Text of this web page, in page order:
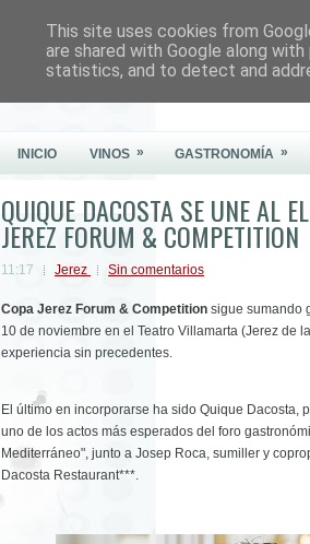
Este Vino Me Gusta
INICIO VINOS » GASTRONOMÍA »
QUIQUE DACOSTA SE UNE AL
JEREZ FORUM & COMPETITION
11:17 Jerez Sin comentarios
Copa Jerez Forum & Competition sigue sumando
10 de noviembre en el Teatro Villamarta (Jerez de
experiencia sin precedentes.
El último en incorporarse ha sido Quique Dacosta,
uno de los actos más esperados del foro
Mediterráneo", junto a Josep Roca, sumiller y
Dacosta Restaurant***.
This site uses cookies from
are shared with Google along
statistics, and to detect and